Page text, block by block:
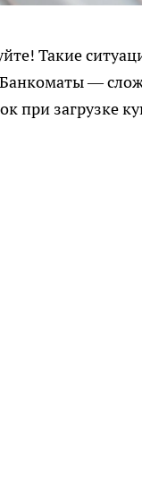
Такие
—
при загрузке